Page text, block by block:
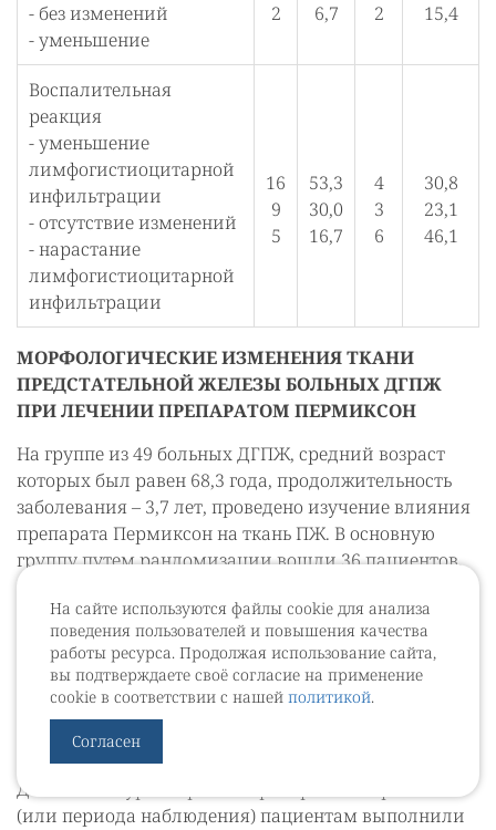
На сайте используются файлы cookie для анализа
поведения пользователей и повышения качества
работы ресурса. Продолжая использование сайта,
вы подтверждаете своё согласие на применение
cookie в соответствии с нашей политикой.
Согласен
- без изменений
- уменьшение
2
6,7
2
15,4
Воспалительная
реакция
- уменьшение
лимфогистиоцитарной
инфильтрации
- отсутствие изменений
- нарастание
лимфогистиоцитарной
инфильтрации
16
9
5
53,3
30,0
16,7
4
3
6
30,8
23,1
46,1
МОРФОЛОГИЧЕСКИЕ ИЗМЕНЕНИЯ ТКАНИ
ПРЕДСТАТЕЛЬНОЙ ЖЕЛЕЗЫ БОЛЬНЫХ ДГПЖ
ПРИ ЛЕЧЕНИИ ПРЕПАРАТОМ ПЕРМИКСОН
На группе из 49 больных ДГПЖ, средний возраст
которых был равен 68,3 года, продолжительность
заболевания – 3,7 лет, проведено изучение влияния
препарата Пермиксон на ткань ПЖ. В основную
группу путем рандомизации вошли 36 пациентов,
которые принимали Пер-миксон по 160 мг 2 раза в
сутки в течение не менее 3-х месяцев (средняя
продолжительность лечения – 7,2 месяцев).
Контрольную группу составили 13 мужчин,
находившихся такое же время под динамическим
наблюдением и не получавших какого-либо
лечения по поводу ДГПЖ [17].
До и после курса терапии препаратом Пермиксон
(или периода наблюдения) пациентам выполнили